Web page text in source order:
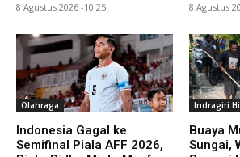
8 Agustus 2026 -10:25 8 Agustus
Olahraga
Indonesia Gagal ke
Semifinal Piala AFF 2026,
Indragiri
Buaya
Sungai,